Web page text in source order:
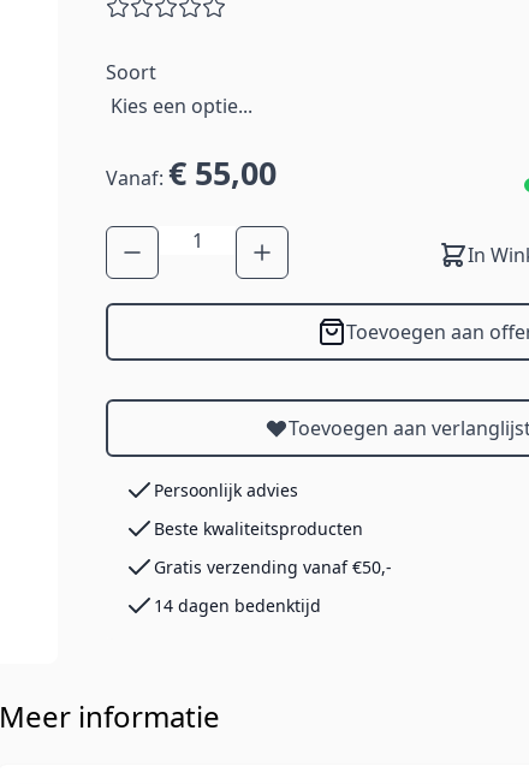
Soort
Vanaf:€ 55,00
Aantal
In
Toevoegen aan
Toevoegen aan
Persoonlijk advies
Beste kwaliteitsproducten
Gratis verzending vanaf €50,-
14 dagen bedenktijd
Meer informatie